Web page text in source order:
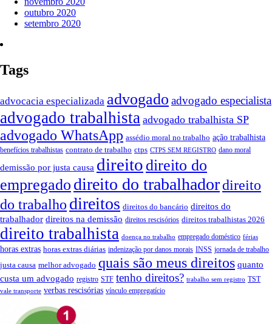
outubro 2020
setembro 2020
Tags
advocacia especializada advogado advogado especialista
advogado trabalhista advogado trabalhista SP
advogado WhatsApp assédio moral no trabalho ação trabalhista
benefícios trabalhistas contrato de trabalho ctps CTPS SEM REGISTRO dano moral
demissão por justa causa direito direito do
empregado direito do trabalhadordireito
do trabalho direitos direitos do bancário direitos do
trabalhador direitos na demissão direitos rescisórios direitos trabalhistas 2026
direito trabalhista doença no trabalho empregado doméstico férias
horas extras horas extras diárias indenização por danos morais INSS jornada de trabalho
justa causa melhor advogado quais são meus direitos quanto
custa um advogado registro STF tenho direitos? trabalho sem registro TST
vale transporte verbas rescisórias vínculo empregatício